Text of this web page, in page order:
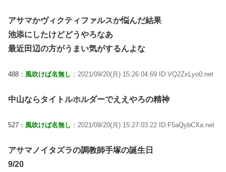
アサマかヴィクティファルスか悩んだ結果
池添にしたけどどうやろなあ
最近田辺の方がうまい気がするんよな
488： 風吹けば名無し ：2021/09/20(月) 15:26:04.69 ID:VQ2ZxLyo0.net
中山ならタイトルホルダーでええやろの精神
527： 風吹けば名無し ：2021/09/20(月) 15:27:03.22 ID:F5aQybCXa.net
アサマノイタズラの調教師手塚の誕生日
9/20